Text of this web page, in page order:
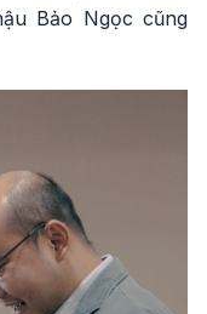
Bảo Ngọc cũng